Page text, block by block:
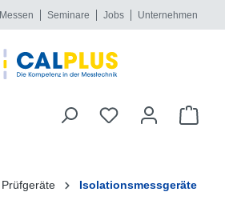
Messen Seminare Jobs Unternehmen
Prüfgeräte Isolationsmessgeräte